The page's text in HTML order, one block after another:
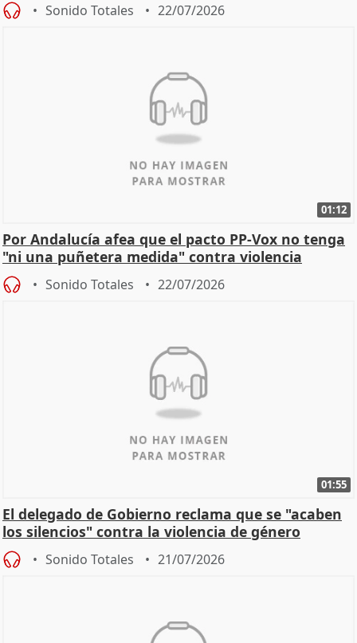
Sonido Totales 22/07/2026
01:12
Por Andalucía afea que el pacto PP-Vox no tenga
"ni una puñetera medida" contra violencia
machista
Sonido Totales 22/07/2026
01:55
El delegado de Gobierno reclama que se "acaben
los silencios" contra la violencia de género
Sonido Totales 21/07/2026